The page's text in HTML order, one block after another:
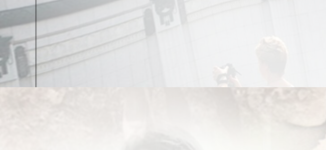
Как это знакомо, эта «жизнь на лесах» в гигантском Соборе. Сколько
B.B.:Я тебе скажу, там два лифта было. А ярусов точно не помню сколько, там,
ярусов. Ну там, ты обратил внимание, наверное, где-то четверть высоты стен
какие-то более интересные куски, чем просто орнамент. И так как я эти
том, что они сочетают медальоны с портретами святых и орнаментальные
только с повторяющимся орнаментом, но и с живописью.
Хорошо, что мы начали нашу беседу с Храма Христа Спасителя. Работа
ведь он был полностью разрушен и впоследствии воссоздан заново. А мы